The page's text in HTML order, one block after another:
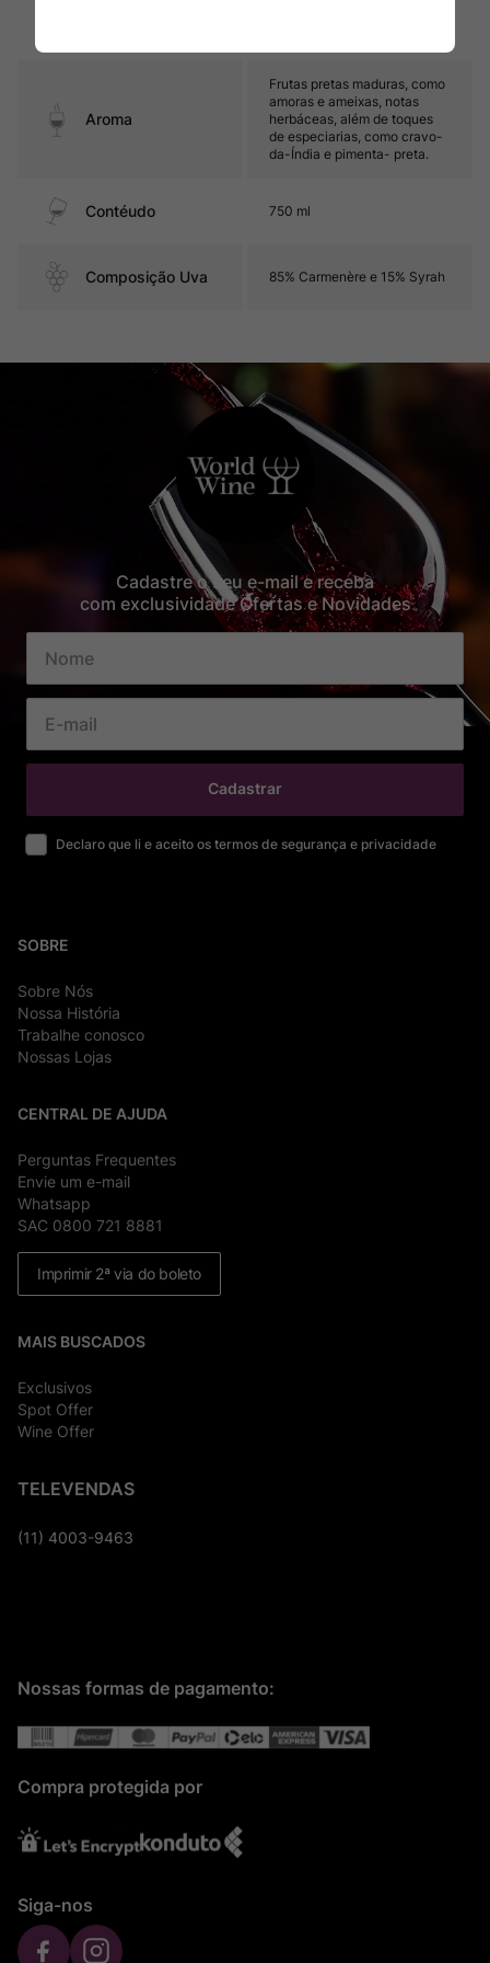
Aroma
Frutas pretas maduras, como
amoras e ameixas, notas
herbáceas, além de toques
de especiarias, como cravo-
da-Índia e pimenta- preta.
Contéudo 750 ml
Composição Uva 85% Carmenère e 15% Syrah
Cadastre o seu e-mail e receba
com exclusividade Ofertas e Novidades
Cadastrar
Declaro que li e aceito os termos de segurança e privacidade
SOBRE
Sobre Nós
Nossa História
Trabalhe conosco
Nossas Lojas
CENTRAL DE AJUDA
Perguntas Frequentes
Envie um e-mail
Whatsapp
SAC 0800 721 8881
Imprimir 2ª via do boleto
MAIS BUSCADOS
Exclusivos
Spot Offer
Wine Offer
TELEVENDAS
(11) 4003-9463
Nossas formas de pagamento:
Compra protegida por
Siga-nos